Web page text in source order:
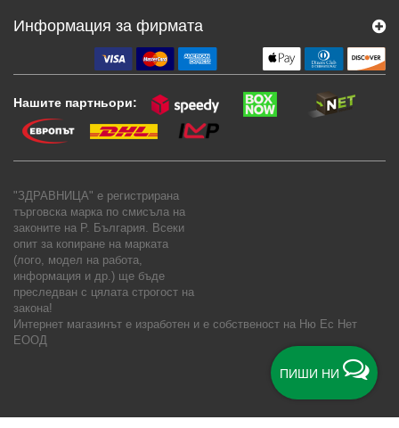
ПИШИ НИ
Информация за фирмата
Нашите партньори:
"ЗДРАВНИЦА" е регистрирана
търговска марка по смисъла на
законите на Р. България. Всеки
опит за копиране на марката
(лого, модел на работа,
информация и др.) ще бъде
преследван с цялата строгост на
закона!
Интернет магазинът е изработен и е собственост на Ню Ес Нет
ЕООД